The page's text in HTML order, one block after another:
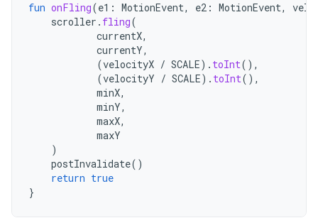
fun onFling(e1 : MotionEvent, e2 : MotionEvent,
scroller . fling(
currentX,
currentY,
(velocityX / SCALE). toInt(),
(velocityY / SCALE). toInt(),
minX,
minY,
maxX,
maxY
)
postInvalidate()
return true
}